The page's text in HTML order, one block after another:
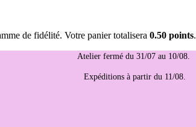
de fidélité. Votre panier totalisera 0.50 points.
Atelier fermé du 31/07 au 10/08.
Expéditions à partir du 11/08.